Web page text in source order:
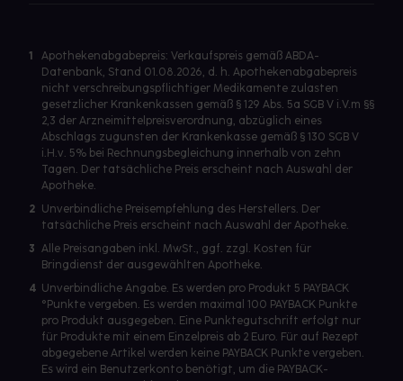
1
Apothekenabgabepreis: Verkaufspreis gemäß ABDA-
Datenbank, Stand 01.08.2026, d. h. Apothekenabgabepreis
nicht verschreibungspflichtiger Medikamente zulasten
gesetzlicher Krankenkassen gemäß § 129 Abs. 5a SGB V i.V.m §§
2,3 der Arzneimittelpreisverordnung, abzüglich eines
Abschlags zugunsten der Krankenkasse gemäß § 130 SGB V
i.H.v. 5% bei Rechnungsbegleichung innerhalb von zehn
Tagen. Der tatsächliche Preis erscheint nach Auswahl der
Apotheke.
2 Unverbindliche Preisempfehlung des Herstellers. Der
tatsächliche Preis erscheint nach Auswahl der Apotheke.
3 Alle Preisangaben inkl. MwSt., ggf. zzgl. Kosten für
Bringdienst der ausgewählten Apotheke.
4 Unverbindliche Angabe. Es werden pro Produkt 5 PAYBACK
°Punkte vergeben. Es werden maximal 100 PAYBACK Punkte
pro Produkt ausgegeben. Eine Punktegutschrift erfolgt nur
für Produkte mit einem Einzelpreis ab 2 Euro. Für auf Rezept
abgegebene Artikel werden keine PAYBACK Punkte vergeben.
Es wird ein Benutzerkonto benötigt, um die PAYBACK-